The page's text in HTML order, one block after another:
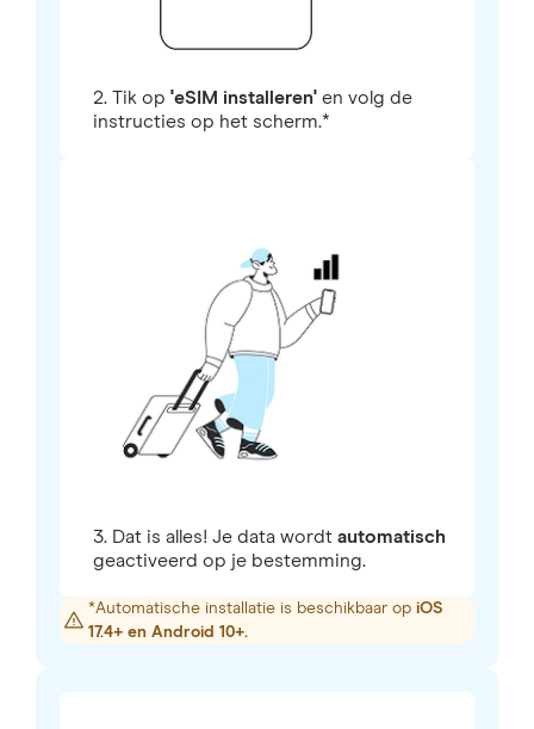
2. Tik op 'eSIM installeren'en volg de
instructies op het scherm.*
3. Dat is alles! Je data wordt automatisch
geactiveerd op je bestemming.
*Automatische installatie is beschikbaar op iOS
17.4+ en Android 10+.